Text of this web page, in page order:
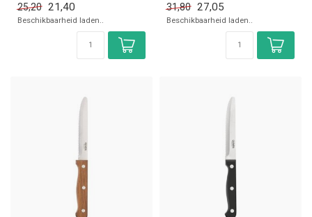
de horeca....
25,20 21,40
Beschikbaarheid laden..
horeca...
31,80 27,05
Beschikbaarheid laden..